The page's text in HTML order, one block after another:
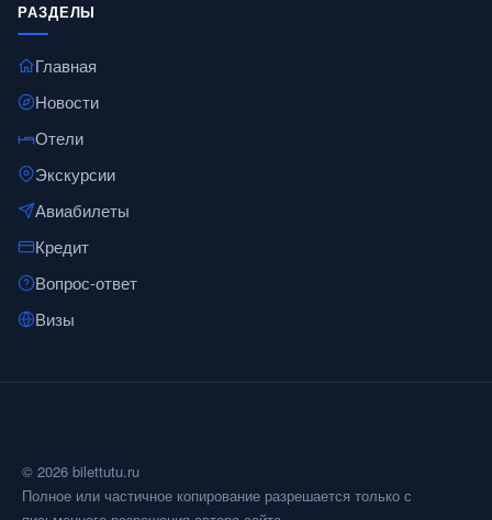
РАЗДЕЛЫ
Главная
Новости
Отели
Экскурсии
Авиабилеты
Кредит
Вопрос-ответ
Визы
© 2026 bilettutu.ru
Полное или частичное копирование разрешается только с